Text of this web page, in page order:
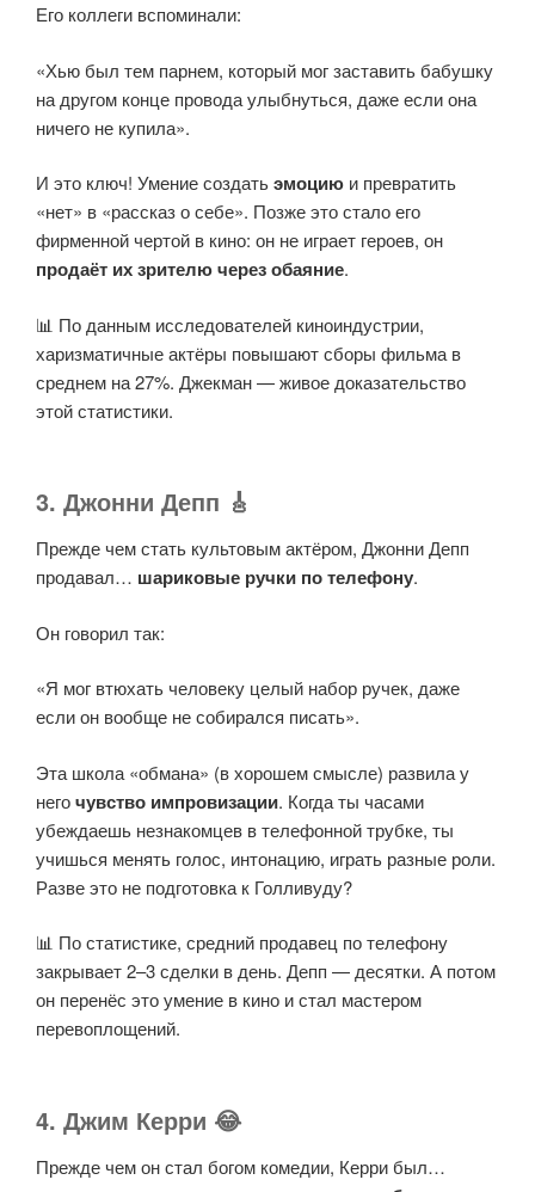
Его коллеги вспоминали:
«Хью был тем парнем, который мог заставить бабушку
на другом конце провода улыбнуться, даже если она
ничего не купила».
И это ключ! Умение создатьэмоцию и превратить
«нет» в «рассказ о себе». Позже это стало его
фирменной чертой в кино: он не играет героев, он
продаёт их зрителю через обаяние.
📊 По данным исследователей киноиндустрии,
харизматичные актёры повышают сборы фильма в
среднем на 27%. Джекман — живое доказательство
этой статистики.
3. Джонни Депп 🎸
Прежде чем стать культовым актёром, Джонни Депп
продавал… шариковые ручки по телефону.
Он говорил так:
«Я мог втюхать человеку целый набор ручек, даже
если он вообще не собирался писать».
Эта школа «обмана» (в хорошем смысле) развила у
негочувство импровизации. Когда ты часами
убеждаешь незнакомцев в телефонной трубке, ты
учишься менять голос, интонацию, играть разные роли.
Разве это не подготовка к Голливуду?
📊 По статистике, средний продавец по телефону
закрывает 2–3 сделки в день. Депп — десятки. А потом
он перенёс это умение в кино и стал мастером
перевоплощений.
4. Джим Керри 😂
Прежде чем он стал богом комедии, Керри был…